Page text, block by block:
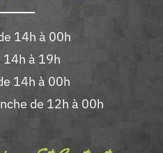
14h à 00h
14h à 19h
14h à 00h
de 12h à 00h